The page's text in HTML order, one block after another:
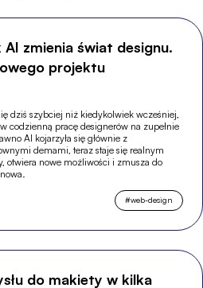
zmienia świat designu.
projektu
dziś szybciej niż kiedykolwiek wcześniej,
codzienną pracę designerów na zupełnie
AI kojarzyła się głównie z
demami, teraz staje się realnym
otwiera nowe możliwości i zmusza do
#web-design
do makiety w kilka